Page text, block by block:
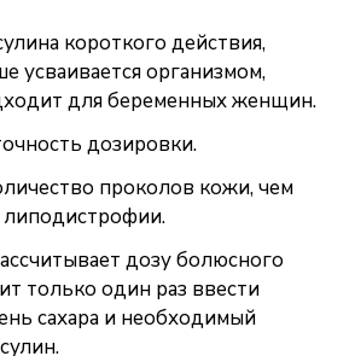
короткого действия,
усваивается организмом,
для беременных женщин.
дозировки.
проколов кожи, чем
липодистрофии.
дозу болюсного
только один раз ввести
сахара и необходимый